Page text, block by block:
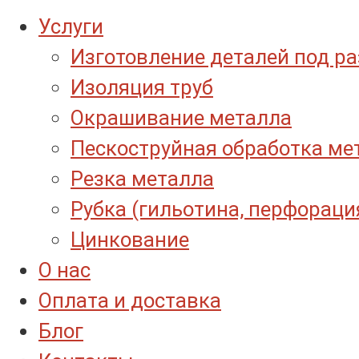
Услуги
Изготовление деталей под
Изоляция труб
Окрашивание металла
Пескоструйная обработка
Резка металла
Рубка (гильотина,
Цинкование
О нас
Оплата и доставка
Блог